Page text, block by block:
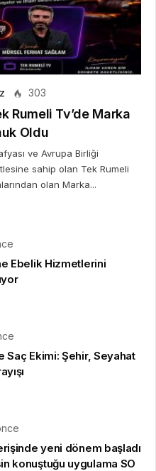
303
Rumeli Tv’de Marka
Oldu
ve Avrupa Birliği
sahip olan Tek Rumeli
olan Marka...
Ebelik Hizmetlerini
Saç Ekimi: Şehir, Seyahat
yeni dönem başladı
konuştuğu uygulama SO